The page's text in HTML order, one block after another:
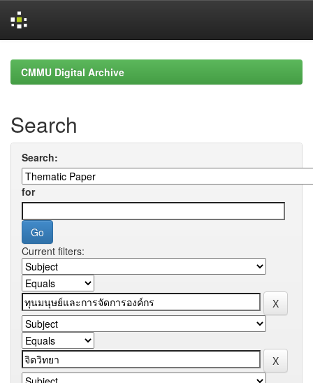
navigationCMMU Digital Archive
Search
Search:
for
Current filters: